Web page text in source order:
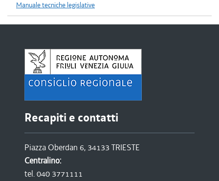
Manuale tecniche legislative
Recapiti e contatti
Piazza Oberdan 6, 34133 TRIESTE
Centralino:
tel. 040 3771111